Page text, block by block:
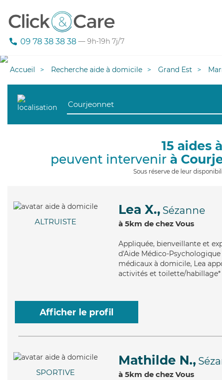
09 78 38 38 38 — 9h-19h 7j/7
Accueil Recherche aide à domicile Grand Est
15 aides
peuvent intervenir à
Sous réserve de leur
ALTRUISTE
Lea X., Sézanne
à 5km de chez Vous
Appliquée, bienveillante et
d'Aide Médico-
médicaux à domicile, Lea
activités et toilette/habillage*
Afficher le profil
SPORTIVE
Mathilde N.,
à 5km de chez Vous